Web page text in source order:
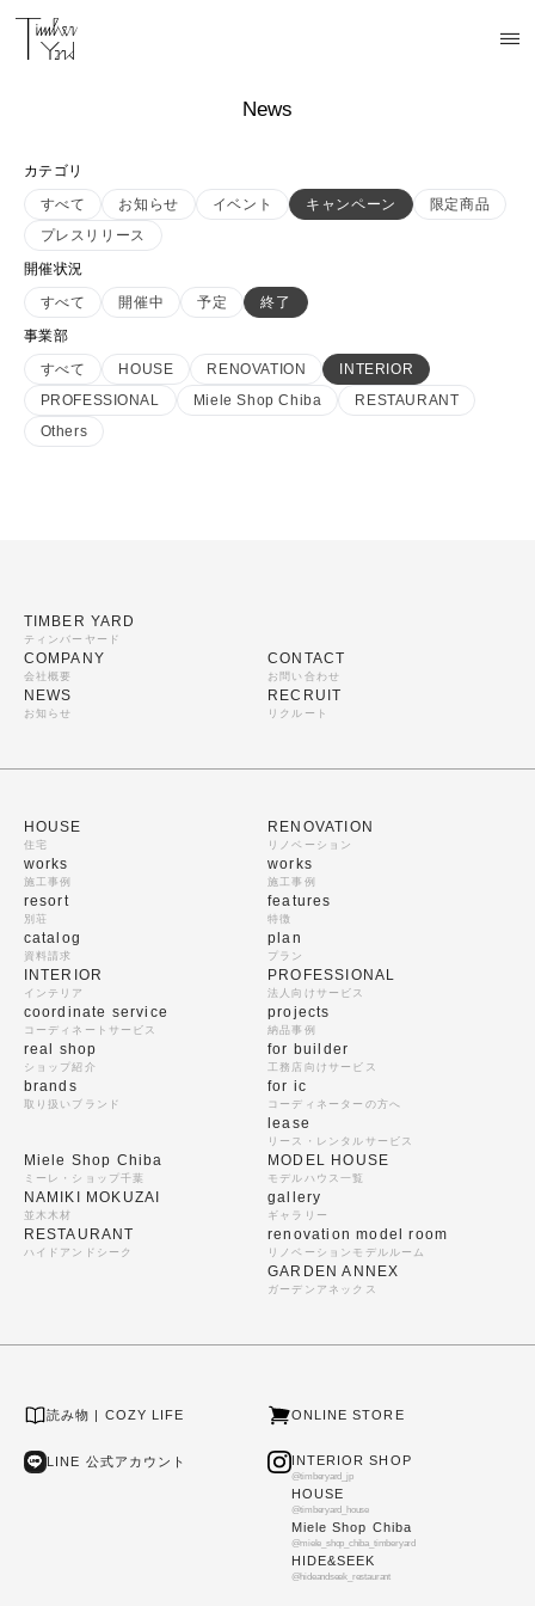
News
カテゴリ
すべて
お知らせ イベント キャンペーン
限定商品
プレスリリース
開催状況
すべて
開催中 予定
終了
事業部
すべて
HOUSE RENOVATION
INTERIOR
PROFESSIONAL
Miele Shop Chiba
RESTAURANT
Others
TIMBER YARD
ティンバーヤード
COMPANY
会社概要
NEWS
お知らせ
CONTACT
お問い合わせ
RECRUIT
リクルート
HOUSE
住宅
works
施工事例
resort
別荘
catalog
資料請求
RENOVATION
リノベーション
works
施工事例
features
特徴
plan
プラン
INTERIOR
インテリア
coordinate service
コーディネートサービス
real shop
ショップ紹介
brands
取り扱いブランド
PROFESSIONAL
法人向けサービス
projects
納品事例
for builder
工務店向けサービス
for ic
コーディネーターの方へ
lease
リース・レンタルサービス
Miele Shop Chiba
ミーレ・ショップ千葉
NAMIKI MOKUZAI
並木木材
RESTAURANT
ハイドアンドシーク
MODEL HOUSE
モデルハウス一覧
gallery
ギャラリー
renovation model room
リノベーションモデルルーム
GARDEN ANNEX
ガーデンアネックス
読み物 | COZY LIFE ONLINE STORE
LINE 公式アカウント INTERIOR SHOP
@timberyard_jp
HOUSE
@timberyard_house
Miele Shop Chiba
@miele_shop_chiba_timberyard
HIDE&SEEK
@hideandseek_restaurant